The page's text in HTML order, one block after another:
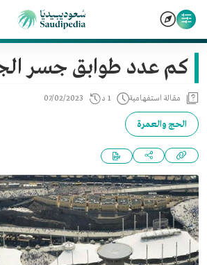
كم عدد طوابق جسر
مقالة استفهامية 1 د 07/02/2023
الحج والعمرة